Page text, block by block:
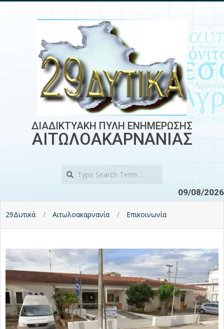
ΔΙΑΔΙΚΤΥΑΚΗ ΠΥΛΗ ΕΝΗΜΕΡΩΣΗΣ
ΑΙΤΩΛΟΑΚΑΡΝΑΝΙΑΣ
09/08/2026
29Δυτικά Αιτωλοακαρνανία Επικοινωνία